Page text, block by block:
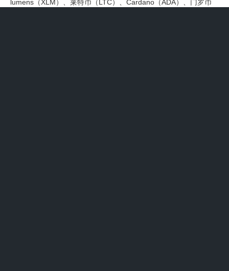
lumens（XLM）、莱特币（LTC）、Cardano（ADA）、门罗币